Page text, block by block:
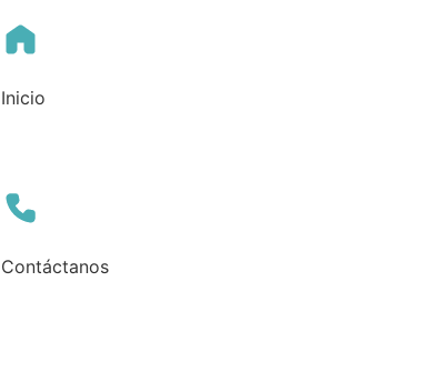
Inicio
Contáctanos